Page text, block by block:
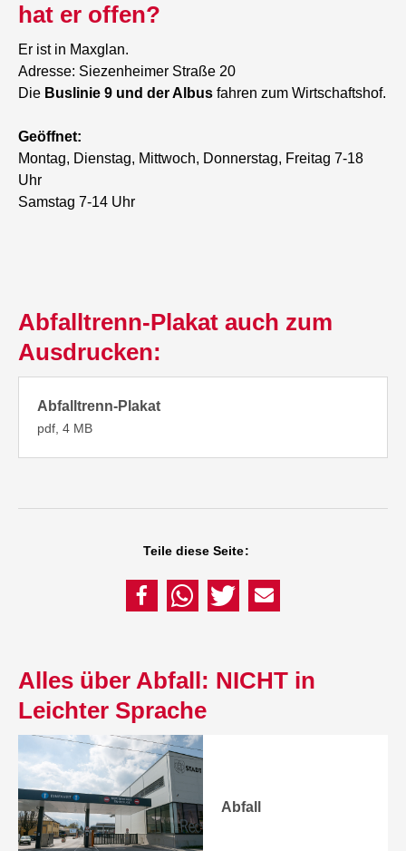
hat er offen?
Er ist in Maxglan.
Adresse: Siezenheimer Straße 20
Die Buslinie 9 und der Albusfahren zum Wirtschaftshof.
Geöffnet:
Montag, Dienstag, Mittwoch, Donnerstag, Freitag 7-18
Uhr
Samstag 7-14 Uhr
Abfalltrenn-Plakat auch zum
Ausdrucken:
Abfalltrenn-Plakat
pdf, 4 MB
Teile diese Seite:
Alles über Abfall: NICHT in
Leichter Sprache
Abfall